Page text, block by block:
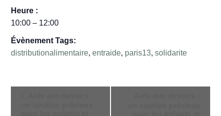
Heure :
10:00 – 12:00
Évènement Tags:
distributionalimentaire,entraide, paris13,solidarite